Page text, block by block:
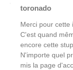
toronado
Merci pour cette
C'est quand
encore cette
N'importe quel
mis la page